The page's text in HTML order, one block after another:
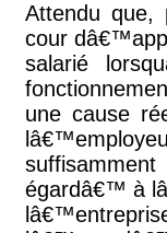
Attendu que,
cour
salarié
une cause
égardâ€™ à